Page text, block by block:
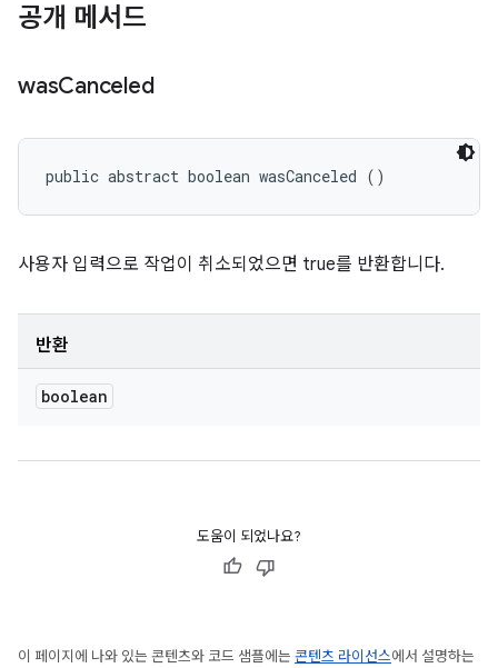
공개 메서드
wasCanceled
public abstract boolean wasCanceled ()
사용자 입력으로 작업이 취소되었으면 true를 반환합니다.
반환
boolean
도움이 되었나요?
이 페이지에 나와 있는 콘텐츠와 코드 샘플에는 콘텐츠 라이선스에서 설명하는